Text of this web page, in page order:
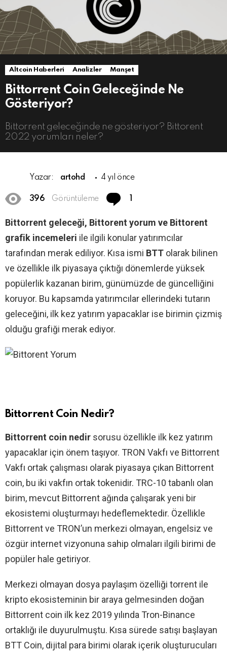
Altcoin Haberleri Analizler Manşet
Bittorrent Coin Geleceğinde Ne
Gösteriyor?
Bittorrent geleceğinde ne gösteriyor? Bittorent
2022 yorumları neler?
Yazar: artohd 4 yıl önce
396 Görüntüleme
Bittorrent geleceği, Bittorent yorum ve Bittorent
grafik incemeleri ile ilgili konular yatırımcılar
tarafından merak ediliyor. Kısa ismi BTT olarak bilinen
ve özellikle ilk piyasaya çıktığı dönemlerde yüksek
popülerlik kazanan birim, günümüzde de güncelliğini
koruyor. Bu kapsamda yatırımcılar ellerindeki tutarın
geleceğini, ilk kez yatırım yapacaklar ise birimin çizmiş
olduğu grafiği merak ediyor.
Bittorrent Coin Nedir?
Bittorrent coin nedir sorusu özellikle ilk kez yatırım
yapacaklar için önem taşıyor. TRON Vakfı ve Bittorrent
Vakfı ortak çalışması olarak piyasaya çıkan Bittorrent
coin, bu iki vakfın ortak tokenidir. TRC-10 tabanlı olan
birim, mevcut Bittorrent ağında çalışarak yeni bir
ekosistemi oluşturmayı hedeflemektedir. Özellikle
Bittorrent ve TRON’un merkezi olmayan, engelsiz ve
özgür internet vizyonuna sahip olmaları ilgili birimi de
popüler hale getiriyor.
Merkezi olmayan dosya paylaşım özelliği torrent ile
kripto ekosisteminin bir araya gelmesinden doğan
Bittorrent coin ilk kez 2019 yılında Tron-Binance
ortaklığı ile duyurulmuştu. Kısa sürede satışı başlayan
BTT Coin, dijital para birimi olarak içerik oluşturucuları